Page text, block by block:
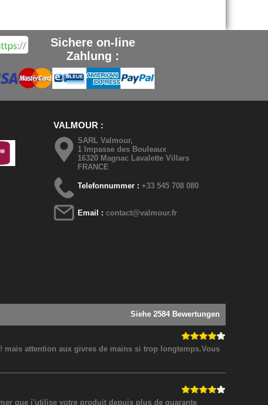
Sichere on-line
Zahlung :
VALMOUR
SARL Valmour,
1 Impasse des Bouleaux
16320 Magnac Lavalette Villars
FRANCE
Telefonnummer :+33 545 708 080
Email :contact@valmour.fr
Siehe 2584 Bewertungen
mais attention aux givres de mains si trop longtemps.Vous
que j'utilise votre produit depuis plus de quarante